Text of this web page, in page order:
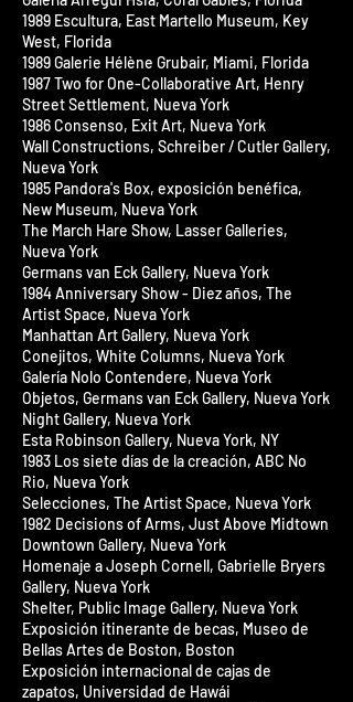
1989 Escultura, East Martello Museum, Key
West, Florida
1989 Galerie Hélène Grubair, Miami, Florida
1987 Two for One-Collaborative Art, Henry
Street Settlement, Nueva York
1986 Consenso, Exit Art, Nueva York
Wall Constructions, Schreiber / Cutler Gallery,
Nueva York
1985 Pandora's Box, exposición benéfica,
New Museum, Nueva York
The March Hare Show, Lasser Galleries,
Nueva York
Germans van Eck Gallery, Nueva York
1984 Anniversary Show - Diez años, The
Artist Space, Nueva York
Manhattan Art Gallery, Nueva York
Conejitos, White Columns, Nueva York
Galería Nolo Contendere, Nueva York
Objetos, Germans van Eck Gallery, Nueva York
Night Gallery, Nueva York
Esta Robinson Gallery, Nueva York, NY
1983 Los siete días de la creación, ABC No
Rio, Nueva York
Selecciones, The Artist Space, Nueva York
1982 Decisions of Arms, Just Above Midtown
Downtown Gallery, Nueva York
Homenaje a Joseph Cornell, Gabrielle Bryers
Gallery, Nueva York
Shelter, Public Image Gallery, Nueva York
Exposición itinerante de becas, Museo de
Bellas Artes de Boston, Boston
Exposición internacional de cajas de
zapatos, Universidad de Hawái